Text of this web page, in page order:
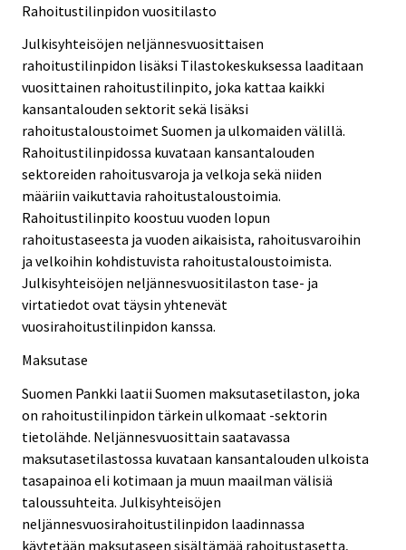
Rahoitustilinpidon vuositilasto
Julkisyhteisöjen neljännesvuosittaisen
rahoitustilinpidon lisäksi Tilastokeskuksessa laaditaan
vuosittainen rahoitustilinpito, joka kattaa kaikki
kansantalouden sektorit sekä lisäksi
rahoitustaloustoimet Suomen ja ulkomaiden välillä.
Rahoitustilinpidossa kuvataan kansantalouden
sektoreiden rahoitusvaroja ja velkoja sekä niiden
määriin vaikuttavia rahoitustaloustoimia.
Rahoitustilinpito koostuu vuoden lopun
rahoitustaseesta ja vuoden aikaisista, rahoitusvaroihin
ja velkoihin kohdistuvista rahoitustaloustoimista.
Julkisyhteisöjen neljännesvuositilaston tase- ja
virtatiedot ovat täysin yhtenevät
vuosirahoitustilinpidon kanssa.
Maksutase
Suomen Pankki laatii Suomen maksutasetilaston, joka
on rahoitustilinpidon tärkein ulkomaat -sektorin
tietolähde. Neljännesvuosittain saatavassa
maksutasetilastossa kuvataan kansantalouden ulkoista
tasapainoa eli kotimaan ja muun maailman välisiä
taloussuhteita. Julkisyhteisöjen
neljännesvuosirahoitustilinpidon laadinnassa
käytetään maksutaseen sisältämää rahoitustasetta,